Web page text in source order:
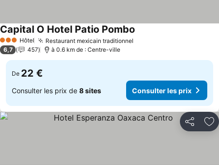
3 ÉtoilesHôtel Restaurant mexicain traditionnel
Capital O Hotel Patio Pombo
6,7 457 à 0.6 km de : Centre-ville
De 22 €
Consulter les prix de 8 sites Consulter les prix
Partager